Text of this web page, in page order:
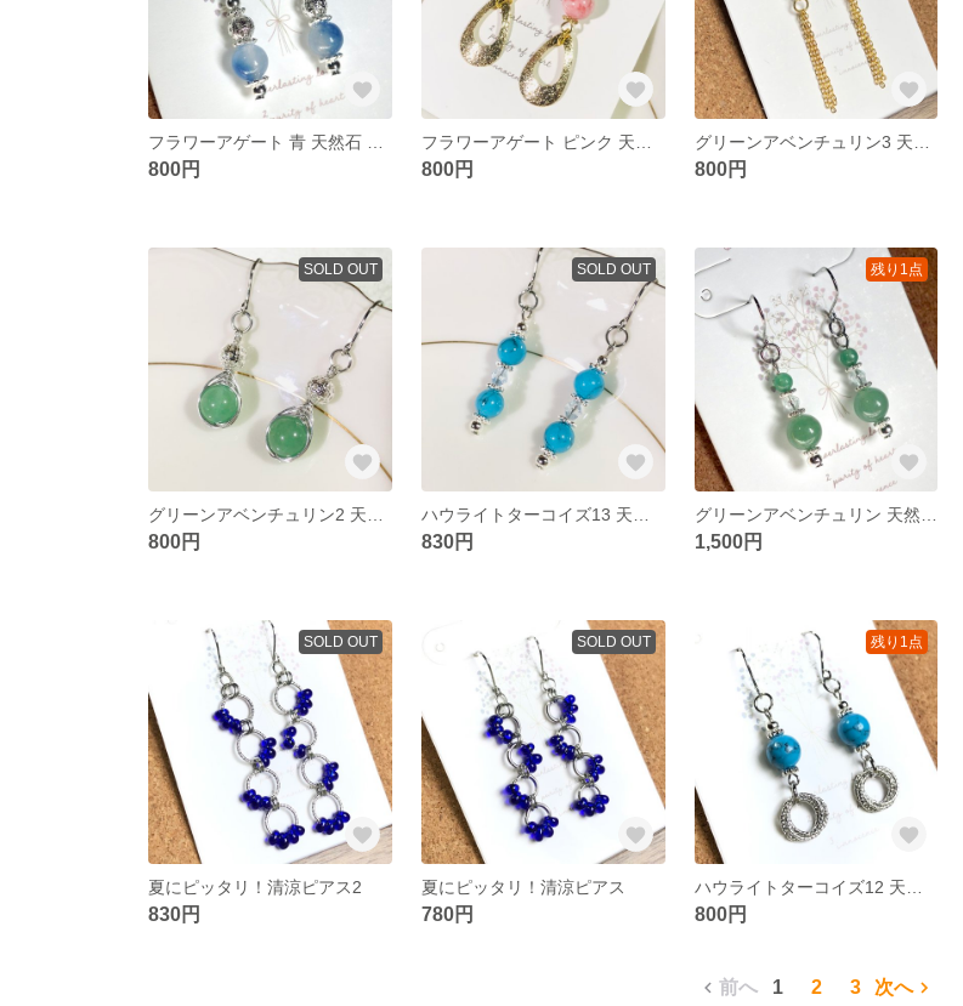
800円 800円 800円
SOLD OUT
800円
SOLD OUT
830円
残り1点
1,500円
SOLD OUT
夏にピッタリ！清涼ピアス2
830円
SOLD OUT
夏にピッタリ！清涼ピアス
780円
残り1点
800円
前へ 1 2 3 次へ